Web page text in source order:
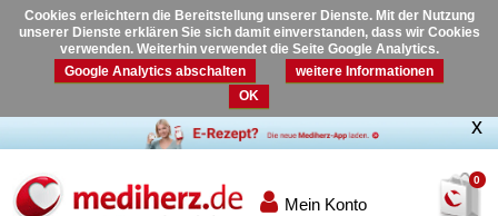
Cookies erleichtern die Bereitstellung unserer Dienste. Mit der Nutzung
unserer Dienste erklären Sie sich damit einverstanden, dass wir Cookies
verwenden. Weiterhin verwendet die Seite Google Analytics.
Google Analytics abschalten
weitere Informationen
OK
0
Mein Konto